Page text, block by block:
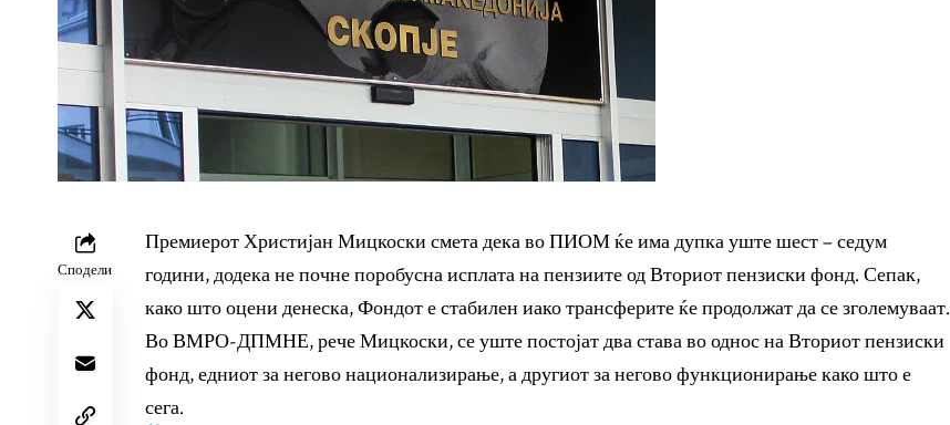
Сподели
Премиерот Христијан Мицкоски смета дека во ПИОМ ќе има дупка уште шест – седум
години, додека не почне поробусна исплата на пензиите од Вториот пензиски фонд. Сепак,
како што оцени денеска, Фондот е стабилен иако трансферите ќе продолжат да се зголемуваат.
Во ВМРО-ДПМНЕ, рече Мицкоски, се уште постојат два става во однос на Вториот пензиски
фонд, едниот за негово национализирање, а другиот за негово функционирање како што е
сега.